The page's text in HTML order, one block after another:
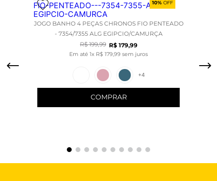
10% OFF
JOGO BANHO 4 PEÇAS CHRONOS FIO PENTEADO
- 7354/7355 ALG EGIPCIO/CAMURÇA
R$ 199,99 R$ 179,99
Em até 1x R$ 179 99 sem juros
+4
COMPRAR